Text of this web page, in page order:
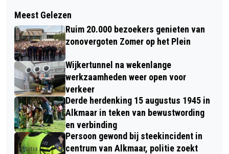
LAATSTE ZOMERAVONDCONCERT
GROTE KERK ALKMAAR MET PIETER
VAN DIJK EN FRANK VAN WIJK
GEMEENTE ALKMAAR ONTVANGT
FINANCIËLE BIJDRAGE VOOR AANPAK
WINKELGEBIED BINNENSTAD
Meest Gelezen
Ruim 20.000 bezoekers genieten van
zonovergoten Zomer op het Plein
Wijkertunnel na wekenlange
werkzaamheden weer open voor
verkeer
Derde herdenking 15 augustus 1945 in
Alkmaar in teken van bewustwording
en verbinding
Persoon gewond bij steekincident in
centrum van Alkmaar, politie zoekt